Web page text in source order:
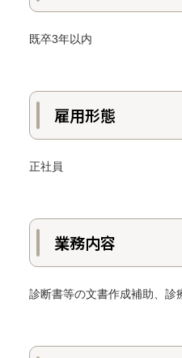
既卒3年以内
雇用形態
正社員
業務内容
診断書等の文書作成補助、診